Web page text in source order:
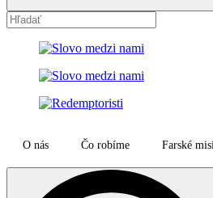
O nás Čo robíme Farské